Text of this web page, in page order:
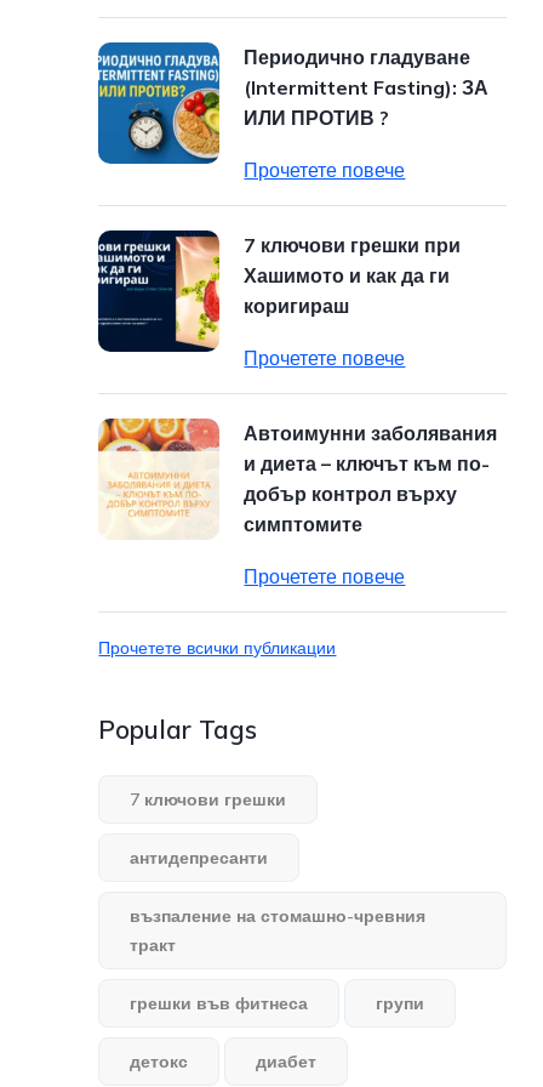
Периодично гладуване
(Intermittent Fasting): ЗА
ИЛИ ПРОТИВ ?
Прочетете повече
7 ключови грешки при
Хашимото и как да ги
коригираш
Прочетете повече
Автоимунни заболявания
и диета – ключът към по-
добър контрол върху
симптомите
Прочетете повече
Прочетете всички публикации
Popular Tags
7 ключови грешки
антидепресанти
възпаление на стомашно-чревния
тракт
грешки във фитнеса групи
детокс диабет